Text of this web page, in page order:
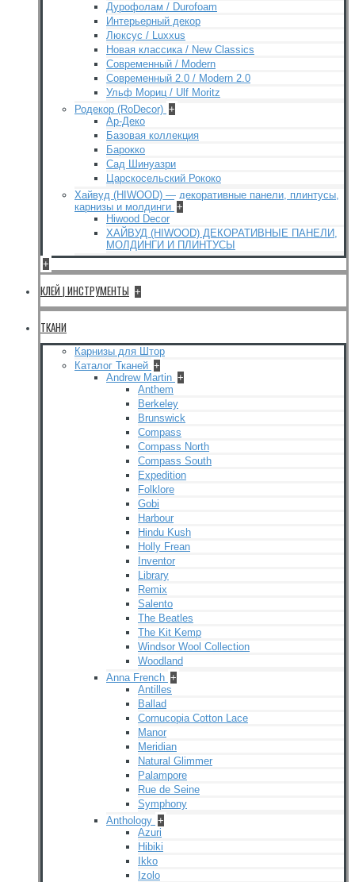
Дурофолам / Durofoam
Интерьерный декор
Люксус / Luxxus
Новая классика / New Classics
Современный / Modern
Современный 2.0 / Modern 2.0
Ульф Мориц / Ulf Moritz
Родекор (RoDecor) +
Ар-Деко
Базовая коллекция
Барокко
Сад Шинуазри
Царскосельский Рококо
Хайвуд (HIWOOD) — декоративные панели, плинтусы,
карнизы и молдинги +
Hiwood Decor
ХАЙВУД (HIWOOD) ДЕКОРАТИВНЫЕ ПАНЕЛИ,
МОЛДИНГИ И ПЛИНТУСЫ
+
КЛЕЙ | ИНСТРУМЕНТЫ +
ТКАНИ
Карнизы для Штор
Каталог Тканей +
Andrew Martin +
Anthem
Berkeley
Brunswick
Compass
Compass North
Compass South
Expedition
Folklore
Gobi
Harbour
Hindu Kush
Holly Frean
Inventor
Library
Remix
Salento
The Beatles
The Kit Kemp
Windsor Wool Collection
Woodland
Anna French +
Antilles
Ballad
Cornucopia Cotton Lace
Manor
Meridian
Natural Glimmer
Palampore
Rue de Seine
Symphony
Anthology +
Azuri
Hibiki
Ikko
Izolo